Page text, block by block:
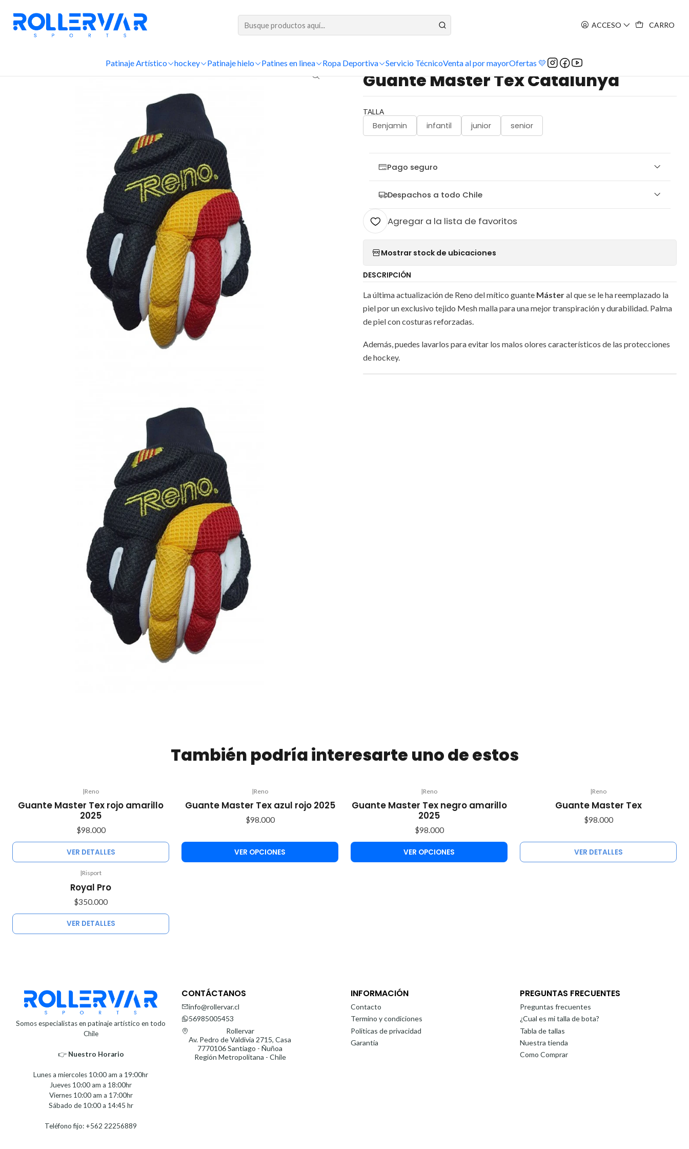
ACCESO CARRO
Patinaje Artístico hockey Patinaje hielo Patines en linea Ropa Deportiva Servicio TécnicoVenta al por mayorOfertas 💛
Inicio Guante Master Tex Catalunya
|
Guante Master Tex Catalunya
TALLA
Benjamin infantil junior senior
Pago seguro
Despachos a todo Chile
Agregar a la lista de favoritos
Mostrar stock de ubicaciones
DESCRIPCIÓN
La última actualización de Reno del mítico guante Másteral que se le ha reemplazado la
piel por un exclusivo tejido Mesh malla para una mejor transpiración y durabilidad. Palma
de piel con costuras reforzadas.
Además, puedes lavarlos para evitar los malos olores característicos de las protecciones
de hockey.
También podría interesarte uno de estos
|Reno
Guante Master Tex rojo amarillo
2025
$98.000
VER DETALLES
|Reno
Guante Master Tex azul rojo 2025
$98.000
VER OPCIONES
|Reno
Guante Master Tex negro amarillo
2025
$98.000
VER OPCIONES
|Reno
Guante Master Tex
$98.000
VER DETALLES
|Risport
Royal Pro
$350.000
VER DETALLES
Somos especialistas en patinaje artístico en todo
Chile
👉 Nuestro Horario⁣⁣
Lunes a miercoles 10:00 am a 19:00hr
Jueves 10:00 am a 18:00hr
Viernes 10:00 am a 17:00hr
Sábado de 10:00 a 14:45 hr
Teléfono fijo: +562 22256889
CONTÁCTANOS
info@rollervar.cl
56985005453
Rollervar
Av. Pedro de Valdivia 2715, Casa
7770106 Santiago - Ñuñoa
Región Metropolitana - Chile
INFORMACIÓN
Contacto
Termino y condiciones
Politicas de privacidad
Garantía
PREGUNTAS FRECUENTES
Preguntas frecuentes
¿Cual es mi talla de bota?
Tabla de tallas
Nuestra tienda
Como Comprar